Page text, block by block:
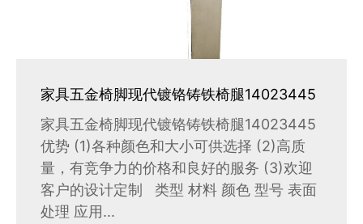
家具五金椅脚现代镀铬铸铁椅腿14023445
家具五金椅脚现代镀铬铸铁椅腿14023445
优势 (1)各种颜色和大小可供选择 (2)高质
量，有竞争力的价格和良好的服务 (3)欢迎
客户的设计定制 类型 材料 颜色 型号 表面
处理 应用...